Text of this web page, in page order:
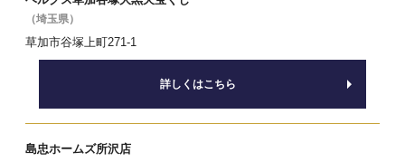
（埼玉県）
草加市谷塚上町271-1
詳しくはこちら
島忠ホームズ所沢店